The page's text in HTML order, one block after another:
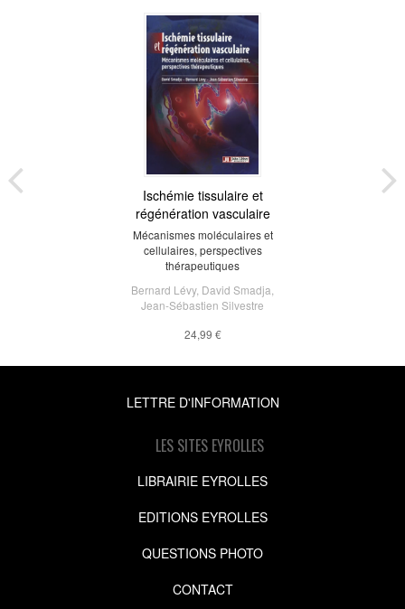
Ischémie tissulaire et
régénération vasculaire
Mécanismes moléculaires et
cellulaires, perspectives
thérapeutiques
Bernard Lévy, David Smadja
Jean-Sébastien Silvestre
24,99 €
LETTRE D'INFORMATION
LES SITES EYROLLES
LIBRAIRIE EYROLLES
EDITIONS EYROLLES
QUESTIONS PHOTO
CONTACT